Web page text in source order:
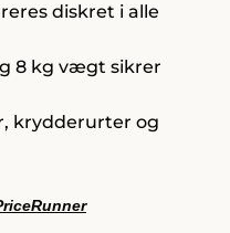
diskret i alle
8 kg vægt sikrer
krydderurter og